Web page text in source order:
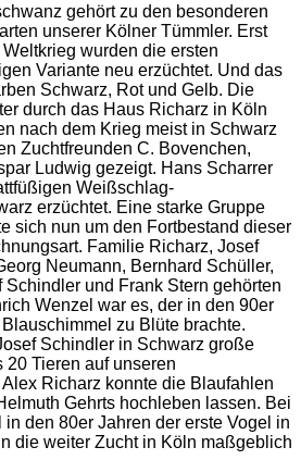
gehört zu den besonderen
unserer Kölner Tümmler. Erst
wurden die ersten
Variante neu erzüchtet. Und das
Schwarz, Rot und Gelb. Die
durch das Haus Richarz in Köln
nach dem Krieg meist in Schwarz
Zuchtfreunden C. Bovenchen,
Ludwig gezeigt. Hans Scharrer
Weißschlag-
erzüchtet. Eine starke Gruppe
sich nun um den Fortbestand dieser
Familie Richarz, Josef
Neumann, Bernhard Schüller,
Schindler und Frank Stern gehörten
Wenzel war es, der in den 90er
zu Blüte brachte.
Schindler in Schwarz große
Tieren auf unseren
Richarz konnte die Blaufahlen
Gehrts hochleben lassen. Bei
den 80er Jahren der erste Vogel in
die weiter Zucht in Köln maßgeblich